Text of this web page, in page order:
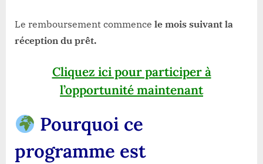
Le remboursement commence le mois suivant la
réception du prêt.
Cliquez ici pour participer à
l’opportunité maintenant
Pourquoi ce
programme est